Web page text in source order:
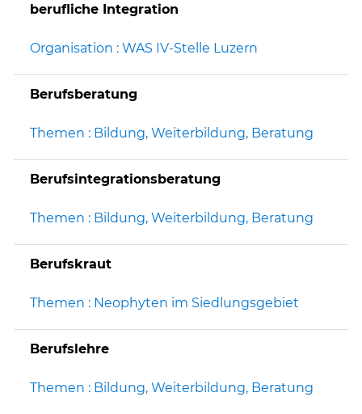
berufliche Integration
Organisation : WAS IV-Stelle Luzern
Berufsberatung
Themen : Bildung, Weiterbildung, Beratung
Berufsintegrationsberatung
Themen : Bildung, Weiterbildung, Beratung
Berufskraut
Themen : Neophyten im Siedlungsgebiet
Berufslehre
Themen : Bildung, Weiterbildung, Beratung